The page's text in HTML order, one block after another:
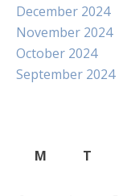
December 2024
November 2024
October 2024
September 2024
M
T